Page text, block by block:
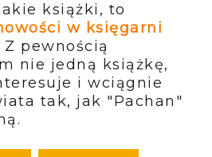
książki, to
w księgarni
Z pewnością
nie jedną książkę,
i wciągnie
tak, jak "Pachan"